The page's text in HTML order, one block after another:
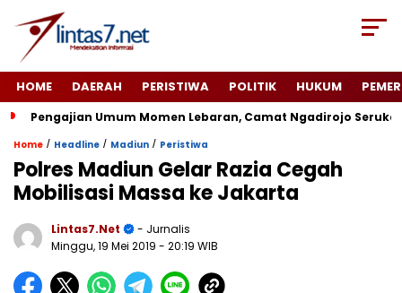
HOME DAERAH PERISTIWA POLITIK HUKUM
Pengajian Umum Momen Lebaran, Camat Ngadirojo
Home / Headline / Madiun / Peristiwa
Polres Madiun Gelar Razia Cegah
Mobilisasi Massa ke Jakarta
Lintas7.net
- Jurnalis
Minggu, 19 Mei 2019 - 20:19 WIB